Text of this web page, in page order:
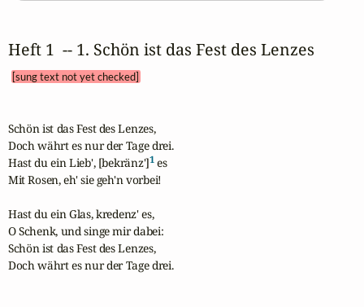
Heft 1  -- 1. Schön ist das Fest des Lenzes
[sung text not yet checked]
Schön ist das Fest des Lenzes,
Doch währt es nur der Tage drei.
Hast du ein Lieb', [bekränz']1 es
Mit Rosen, eh' sie geh'n vorbei!
Hast du ein Glas, kredenz' es,
O Schenk, und singe mir dabei:
Schön ist das Fest des Lenzes,
Doch währt es nur der Tage drei.